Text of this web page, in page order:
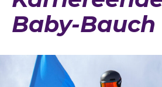
Stars
Lageplan
Baby-Bauch